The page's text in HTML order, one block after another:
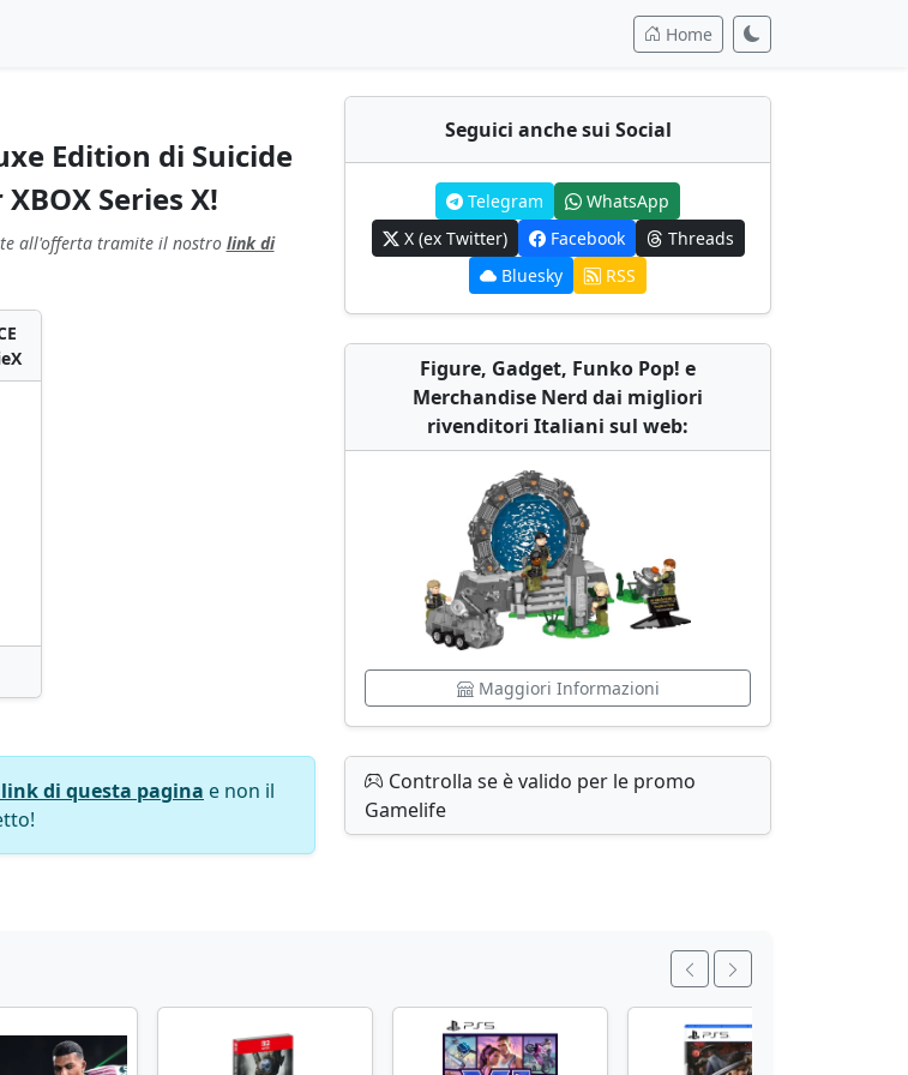
Home
Edition di Suicide
Series X!
all'offerta tramite il nostro link di
di questa pagina e non il
Seguici anche sui Social
Telegram
WhatsApp
X (ex Twitter)
Facebook
Threads
Bluesky
RSS
Figure, Gadget, Funko Pop! e
Merchandise Nerd dai migliori
rivenditori Italiani sul web:
Maggiori Informazioni
Controlla se è valido per le promo
Gamelife